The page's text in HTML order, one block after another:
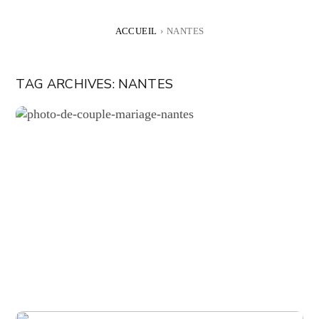
ACCUEIL ›NANTES
TAG ARCHIVES: NANTES